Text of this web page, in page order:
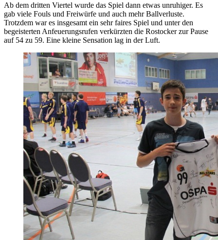
Ab dem dritten Viertel wurde das Spiel dann etwas unruhiger. Es
gab viele Fouls und Freiwürfe und auch mehr Ballverluste.
Trotzdem war es insgesamt ein sehr faires Spiel und unter den
begeisterten Anfeuerungsrufen verkürzten die Rostocker zur Pause
auf 54 zu 59. Eine kleine Sensation lag in der Luft.